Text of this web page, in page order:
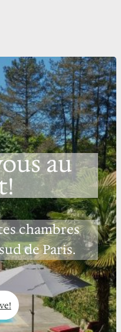
au
chambres
de Paris.